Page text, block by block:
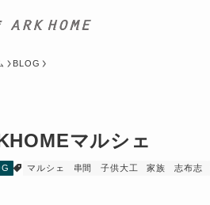
BLOG
マルシェ
マルシェ 串間 子供大工 家族 志布志